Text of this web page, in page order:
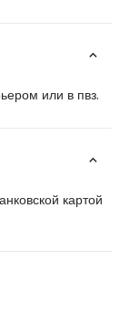
или в пвз.
картой